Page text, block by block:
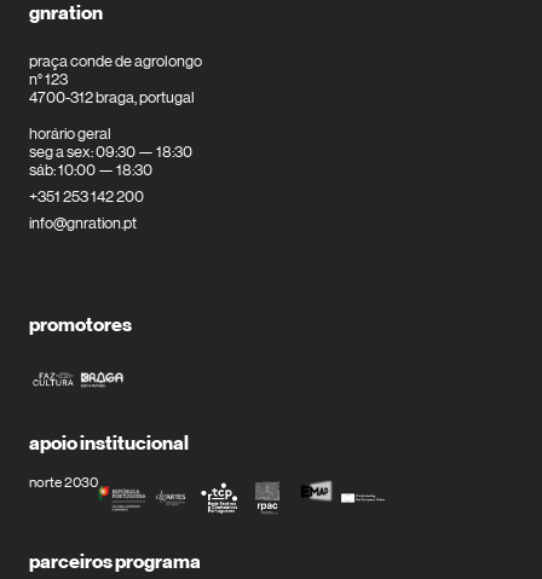
gnration
praça conde de agrolongo
n° 123
4700-312 braga, portugal
horário geral
seg a sex: 09:30 — 18:30
sáb: 10:00 — 18:30
+351 253 142 200
info@gnration.pt
promotores
apoio institucional
norte 2030
parceiros programa